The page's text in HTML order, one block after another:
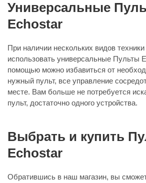
Универсальные
Echostar
При наличии нескольких видов
использовать универсальные Пульты
помощью можно избавиться от
нужный пульт, все управление
месте. Вам больше не потребуется
пульт, достаточно одного устройства.
Выбрать и купить
Echostar
Обратившись в наш магазин, вы